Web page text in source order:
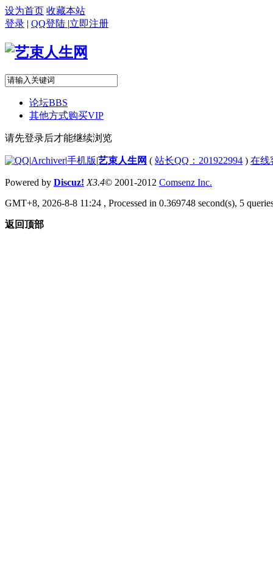
设为首页 收藏本站
登录 | QQ登陆 |立即注册
论坛BBS
其他方式购买VIP
请先登录后才能继续浏览
|Archiver|手机版|艺束人生网 ( 站长QQ：201922994 ) 在线
Powered by Discuz! X3.4© 2001-2012 Comsenz Inc.
GMT+8, 2026-8-8 11:24 , Processed in 0.369748 second(s), 5
返回顶部